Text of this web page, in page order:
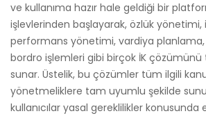
ve kullanıma hazır hale geldiği bir
işlevlerinden başlayarak, özlük yönetimi,
performans yönetimi, vardiya
bordro işlemleri gibi birçok İK çözümünü
sunar. Üstelik, bu çözümler tüm ilgili
yönetmeliklere tam uyumlu şekilde
kullanıcılar yasal gereklilikler